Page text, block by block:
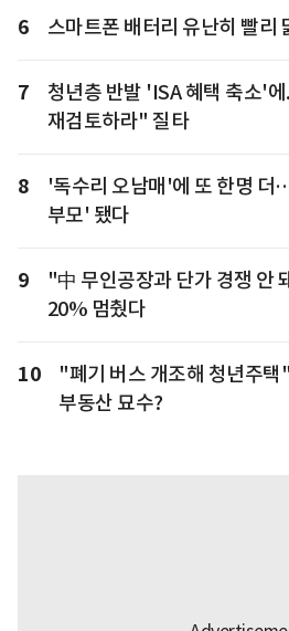
6 스마트폰 배터리 유난히 빨리
7
청년층 반발 'ISA 혜택 축소'
재검토하라" 질타
8
'독수리 오남매'에 또 한명 더
부모' 됐다
9
"中 무인공장과 단가 경쟁
20% 멈췄다
10
"폐기 버스 개조해 청년주택
부동산 묘수?